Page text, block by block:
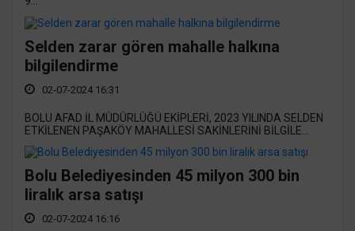
Selden zarar gören mahalle halkına
bilgilendirme
02-07-2024 16:31
BOLU AFAD İL MÜDÜRLÜĞÜ EKİPLERİ, 2023 YILINDA SELDEN
ETKİLENEN PAŞAKÖY MAHALLESİ SAKİNLERİNİ BİLGİLE...
Bolu Belediyesinden 45 milyon 300 bin
liralık arsa satışı
02-07-2024 16:16